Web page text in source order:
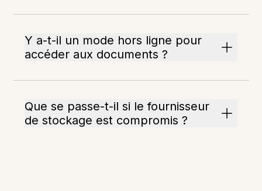
Y a-t-il un mode hors ligne pour
accéder aux documents ?
Que se passe-t-il si le fournisseur
de stockage est compromis ?